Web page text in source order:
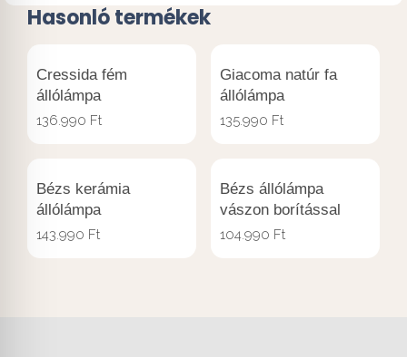
Hasonló termékek
Cressida fém
állólámpa
136.990 Ft
Giacoma natúr fa
állólámpa
135.990 Ft
Bézs kerámia
állólámpa
143.990 Ft
Bézs állólámpa
vászon borítással
104.990 Ft